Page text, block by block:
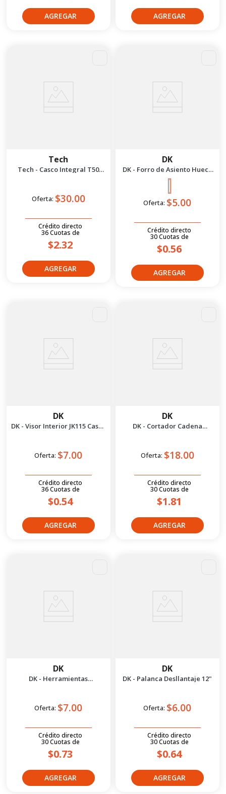
Tech
Tech - Casco Integral T50
Oferta: $30.00
Crédito directo
36Cuotas de
$2.32
DK
DK - Forro de Asiento Hueco
Pequeño | Negro
Oferta: $5.00
Crédito directo
30Cuotas de
$0.56
DK
DK - Visor Interior JK115 Casco
Oferta: $7.00
Crédito directo
36Cuotas de
$0.54
DK
DK - Cortador Cadena
Oferta: $18.00
Crédito directo
30Cuotas de
$1.81
DK
DK - Herramientas
Oferta: $7.00
Crédito directo
30Cuotas de
$0.73
DK
DK - Palanca Desllantaje 12"
Oferta: $6.00
Crédito directo
30Cuotas de
$0.64